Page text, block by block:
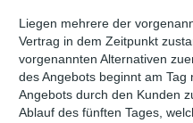
Liegen mehrere der
Vertrag in dem Zeitpunkt
vorgenannten Alternativen
des Angebots beginnt am Tag
Angebots durch den Kunden
Ablauf des fünften Tages,